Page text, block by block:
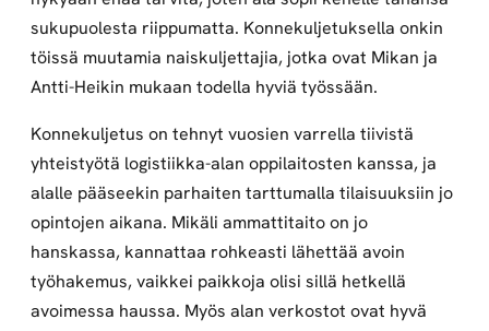
sukupuolesta riippumatta. Konnekuljetuksella onkin
töissä muutamia naiskuljettajia, jotka ovat Mikan ja
Antti-Heikin mukaan todella hyviä työssään.
Konnekuljetus on tehnyt vuosien varrella tiivistä
yhteistyötä logistiikka-alan oppilaitosten kanssa, ja
alalle pääseekin parhaiten tarttumalla tilaisuuksiin jo
opintojen aikana. Mikäli ammattitaito on jo
hanskassa, kannattaa rohkeasti lähettää avoin
työhakemus, vaikkei paikkoja olisi sillä hetkellä
avoimessa haussa. Myös alan verkostot ovat hyvä